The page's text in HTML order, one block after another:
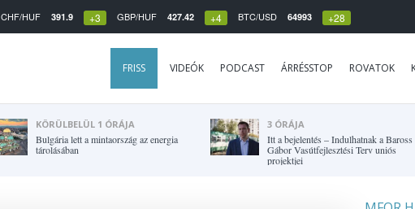
CHF/HUF 391.9 +3 GBP/HUF 427.42 +4 BTC/USD 64993 +28
FRISS VIDEÓK PODCAST ÁRRÉSSTOP ROVATOK
KÖRÜLBELÜL 1 ÓRÁJA
Bulgária lett a mintaország az energia
tárolásában
3 ÓRÁJA
Itt a bejelentés – Indulhatnak a Baross
Gábor Vasútfejlesztési Terv uniós
projektjei